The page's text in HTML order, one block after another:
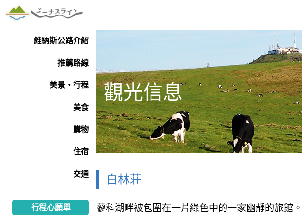
維納斯公路介紹
推薦路線
美景・行程
美食
購物
住宿
交通
行程心願單
觀光信息
白林荘
蓼科湖畔被包圍在一片綠色中的一家幽靜的旅館。